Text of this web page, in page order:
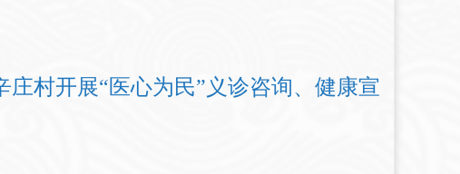
庄村开展“医心为民”义诊咨询、健康宣